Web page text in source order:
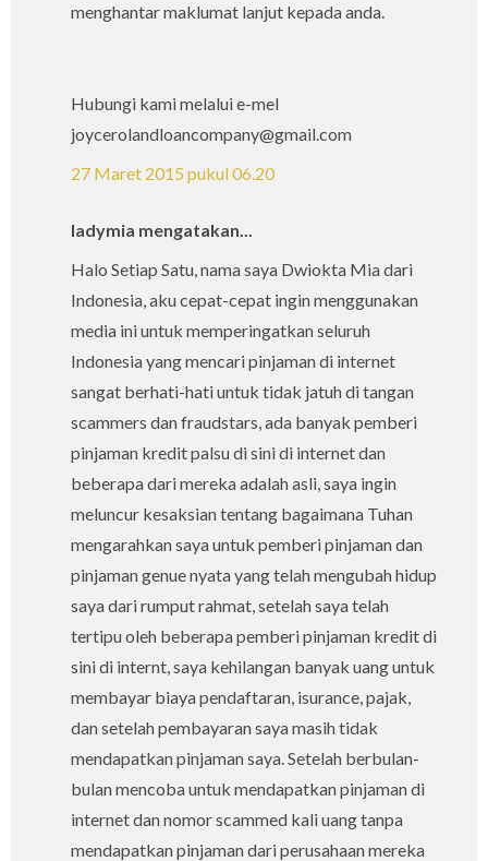
menghantar maklumat lanjut kepada anda.
Hubungi kami melalui e-mel
joycerolandloancompany@gmail.com
27 Maret 2015 pukul 06.20
ladymia mengatakan...
Halo Setiap Satu, nama saya Dwiokta Mia dari
Indonesia, aku cepat-cepat ingin menggunakan
media ini untuk memperingatkan seluruh
Indonesia yang mencari pinjaman di internet
sangat berhati-hati untuk tidak jatuh di tangan
scammers dan fraudstars, ada banyak pemberi
pinjaman kredit palsu di sini di internet dan
beberapa dari mereka adalah asli, saya ingin
meluncur kesaksian tentang bagaimana Tuhan
mengarahkan saya untuk pemberi pinjaman dan
pinjaman genue nyata yang telah mengubah hidup
saya dari rumput rahmat, setelah saya telah
tertipu oleh beberapa pemberi pinjaman kredit di
sini di internt, saya kehilangan banyak uang untuk
membayar biaya pendaftaran, isurance, pajak,
dan setelah pembayaran saya masih tidak
mendapatkan pinjaman saya. Setelah berbulan-
bulan mencoba untuk mendapatkan pinjaman di
internet dan nomor scammed kali uang tanpa
mendapatkan pinjaman dari perusahaan mereka